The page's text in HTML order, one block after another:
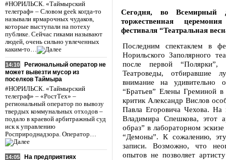
#НОРИЛЬСК. «Таймырский
телеграф» – Словом geek когда-то
называли ярмарочных чудаков,
которые выступали на потеху
публике. Сейчас гиками называют
людей, очень сильно увлеченных
каким-то…
14:10
Региональный оператор не
может вывезти мусор из
поселков Таймыра
#НОРИЛЬСК. «Таймырский
телеграф» – «РостТех» –
региональный оператор по вывозу
твердых коммунальных отходов –
подало в краевой арбитражный суд
иск к управлению
Росприроднадзора. Оператор…
14:05
На предприятиях
Сегодня, во Всемирный
торжественная
фестиваля “Театральная
Последним спектаклем в
Норильского Заполярного
после первой “Полярки”,
Театроведы, отбиравшие
внимание на удивительно
“Братьев” Елены Греминой
критик Александр Вислов
Павла Егоровича Чехова. На
Владимира Спешкова, этот
образ” в лабораторном
“Демоны”. К сожалению,
записи. Возможно, что
опытов не позволяет